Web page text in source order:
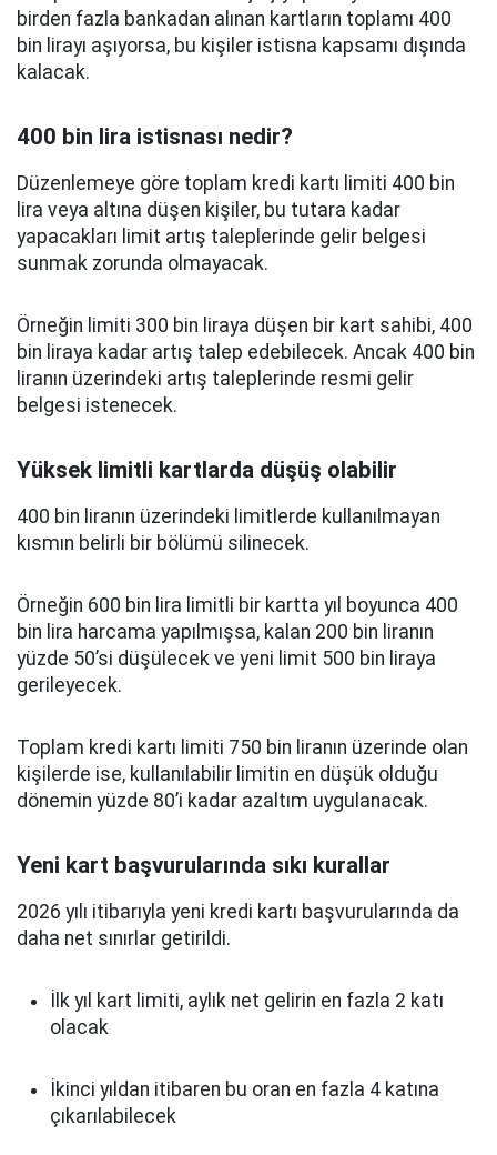
birden fazla bankadan alınan kartların toplamı 400
bin lirayı aşıyorsa, bu kişiler istisna kapsamı dışında
kalacak.
400 bin lira istisnası nedir?
Düzenlemeye göre toplam kredi kartı limiti 400 bin
lira veya altına düşen kişiler, bu tutara kadar
yapacakları limit artış taleplerinde gelir belgesi
sunmak zorunda olmayacak.
Örneğin limiti 300 bin liraya düşen bir kart sahibi, 400
bin liraya kadar artış talep edebilecek. Ancak 400 bin
liranın üzerindeki artış taleplerinde resmi gelir
belgesi istenecek.
Yüksek limitli kartlarda düşüş olabilir
400 bin liranın üzerindeki limitlerde kullanılmayan
kısmın belirli bir bölümü silinecek.
Örneğin 600 bin lira limitli bir kartta yıl boyunca 400
bin lira harcama yapılmışsa, kalan 200 bin liranın
yüzde 50’si düşülecek ve yeni limit 500 bin liraya
gerileyecek.
Toplam kredi kartı limiti 750 bin liranın üzerinde olan
kişilerde ise, kullanılabilir limitin en düşük olduğu
dönemin yüzde 80’i kadar azaltım uygulanacak.
Yeni kart başvurularında sıkı kurallar
2026 yılı itibarıyla yeni kredi kartı başvurularında da
daha net sınırlar getirildi.
İlk yıl kart limiti, aylık net gelirin en fazla 2 katı
olacak
İkinci yıldan itibaren bu oran en fazla 4 katına
çıkarılabilecek